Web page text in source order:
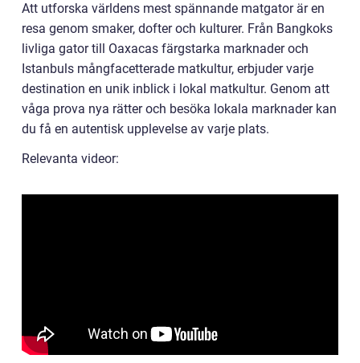
Att utforska världens mest spännande matgator är en
resa genom smaker, dofter och kulturer. Från Bangkoks
livliga gator till Oaxacas färgstarka marknader och
Istanbuls mångfacetterade matkultur, erbjuder varje
destination en unik inblick i lokal matkultur. Genom att
våga prova nya rätter och besöka lokala marknader kan
du få en autentisk upplevelse av varje plats.
Relevanta videor: